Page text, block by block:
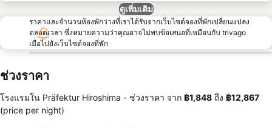
ดูเพิ่มเติม
ราคาและจำนวนห้องพักว่างที่เราได้รับจากเว็บไซต์จองที่พักเปลี่ยนแปลง
ตลอดเวลา ซึ่งหมายความว่าคุณอาจไม่พบข้อเสนอที่เหมือนกับ trivago
เมื่อไปยังเว็บไซต์จองที่พัก
ช่วงราคา
โรงแรมใน Präfektur Hiroshima - ช่วงราคา จาก ‎฿1,848 ถึง ‎฿12,867
(price per night)